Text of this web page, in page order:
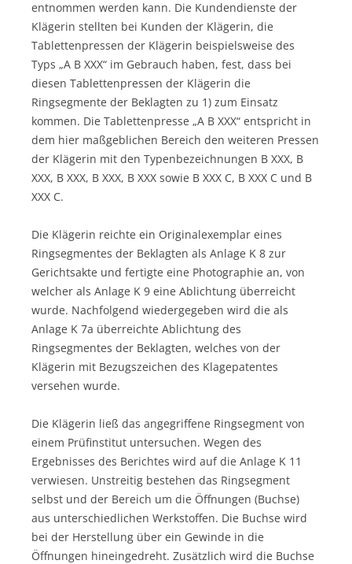
entnommen werden kann. Die Kundendienste der
Klägerin stellten bei Kunden der Klägerin, die
Tablettenpressen der Klägerin beispielsweise des
Typs „A B XXX“ im Gebrauch haben, fest, dass bei
diesen Tablettenpressen der Klägerin die
Ringsegmente der Beklagten zu 1) zum Einsatz
kommen. Die Tablettenpresse „A B XXX“ entspricht in
dem hier maßgeblichen Bereich den weiteren Pressen
der Klägerin mit den Typenbezeichnungen B XXX, B
XXX, B XXX, B XXX, B XXX sowie B XXX C, B XXX C und B
XXX C.
Die Klägerin reichte ein Originalexemplar eines
Ringsegmentes der Beklagten als Anlage K 8 zur
Gerichtsakte und fertigte eine Photographie an, von
welcher als Anlage K 9 eine Ablichtung überreicht
wurde. Nachfolgend wiedergegeben wird die als
Anlage K 7a überreichte Ablichtung des
Ringsegmentes der Beklagten, welches von der
Klägerin mit Bezugszeichen des Klagepatentes
versehen wurde.
Die Klägerin ließ das angegriffene Ringsegment von
einem Prüfinstitut untersuchen. Wegen des
Ergebnisses des Berichtes wird auf die Anlage K 11
verwiesen. Unstreitig bestehen das Ringsegment
selbst und der Bereich um die Öffnungen (Buchse)
aus unterschiedlichen Werkstoffen. Die Buchse wird
bei der Herstellung über ein Gewinde in die
Öffnungen hineingedreht. Zusätzlich wird die Buchse